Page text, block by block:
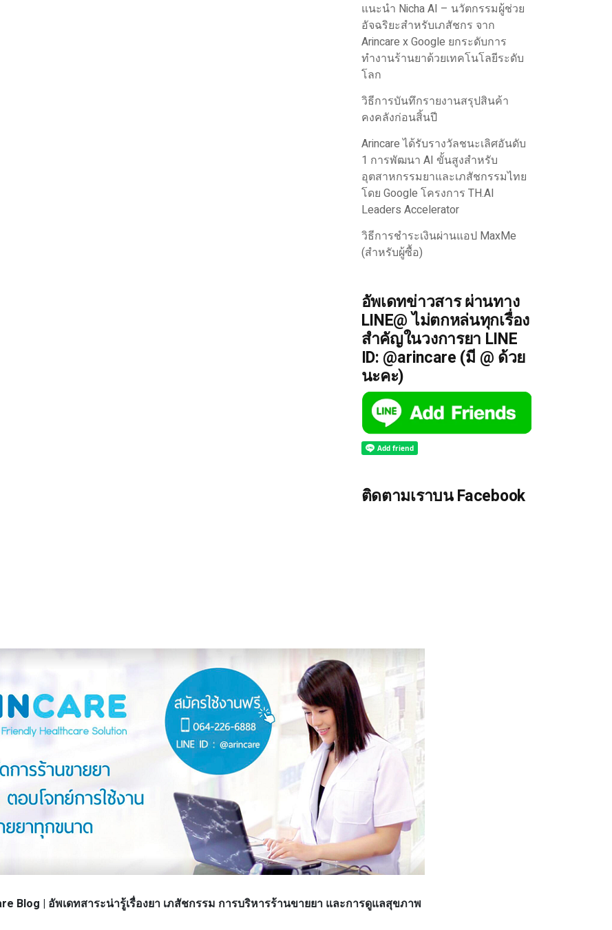
แนะนำ Nicha AI – นวัตกรรมผู้ช่วย
อัจฉริยะสำหรับเภสัชกร จาก
Arincare x Google ยกระดับการ
ทำงานร้านยาด้วยเทคโนโลยีระดับ
โลก
วิธีการบันทึกรายงานสรุปสินค้า
คงคลังก่อนสิ้นปี
Arincare ได้รับรางวัลชนะเลิศอันดับ
1 การพัฒนา AI ขั้นสูงสำหรับ
อุตสาหกรรมยาและเภสัชกรรมไทย
โดย Google โครงการ TH.AI
Leaders Accelerator
วิธีการชำระเงินผ่านแอป MaxMe
(สำหรับผู้ซื้อ)
อัพเดทข่าวสาร ผ่านทาง
LINE@ ไม่ตกหล่นทุกเรื่อง
สำคัญในวงการยา LINE
ID: @arincare (มี @ ด้วย
นะคะ)
ติดตามเราบน Facebook
Blog | อัพเดทสาระน่ารู้เรื่องยา เภสัชกรรม การบริหารร้านขายยา และการดูแลสุขภาพ